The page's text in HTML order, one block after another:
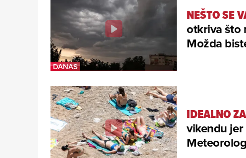
NEŠTO SE
otkriva što
Možda
IDEALNO
vikendu